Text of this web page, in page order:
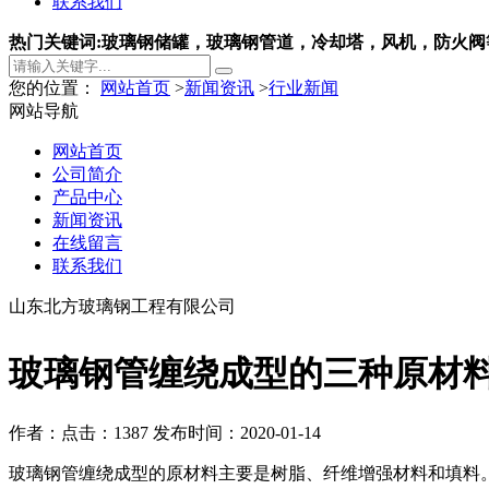
热门关键词:玻璃钢储罐，玻璃钢管道，冷却塔，风机，防火阀
您的位置： 网站首页 >新闻资讯 >行业新闻
玻璃钢管缠绕成型的三种原材
作者： 点击：1387 发布时间：2020-01-14
玻璃钢管缠绕成型的原材料主要是树脂、纤维增强材料和填料。
网站导航
网站首页
公司简介
产品中心
新闻资讯
在线留言
联系我们
山东北方玻璃钢工程有限公司